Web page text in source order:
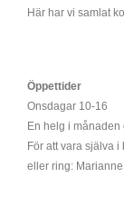
Här har vi samlat
Öppettider
Onsdagar 10-16
En helg i månaden
För att vara själva i
eller ring: